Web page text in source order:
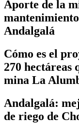
Aporte de la
Andalgalá
Cómo es el
270 hectáreas
mina La
Andalgalá:
de riego de